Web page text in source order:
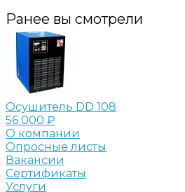
Ранее вы смотрели
Осушитель DD 108
56 000 ₽
О компании
Опросные листы
Вакансии
Сертификаты
Услуги